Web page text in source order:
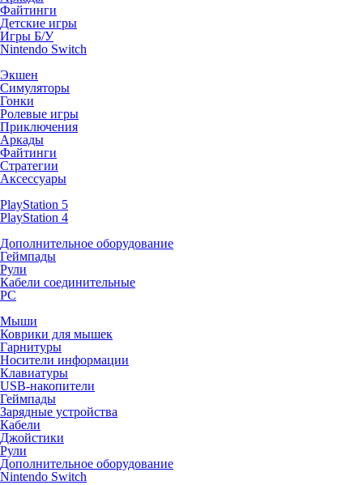
Файтинги
Детские игры
Игры Б/У
Nintendo Switch
Экшен
Симуляторы
Гонки
Ролевые игры
Приключения
Аркады
Файтинги
Стратегии
Аксессуары
PlayStation 5
PlayStation 4
Дополнительное оборудование
Геймпады
Рули
Кабели соединительные
PC
Мыши
Коврики для мышек
Гарнитуры
Носители информации
Клавиатуры
USB-накопители
Геймпады
Зарядные устройства
Кабели
Джойстики
Рули
Дополнительное оборудование
Nintendo Switch